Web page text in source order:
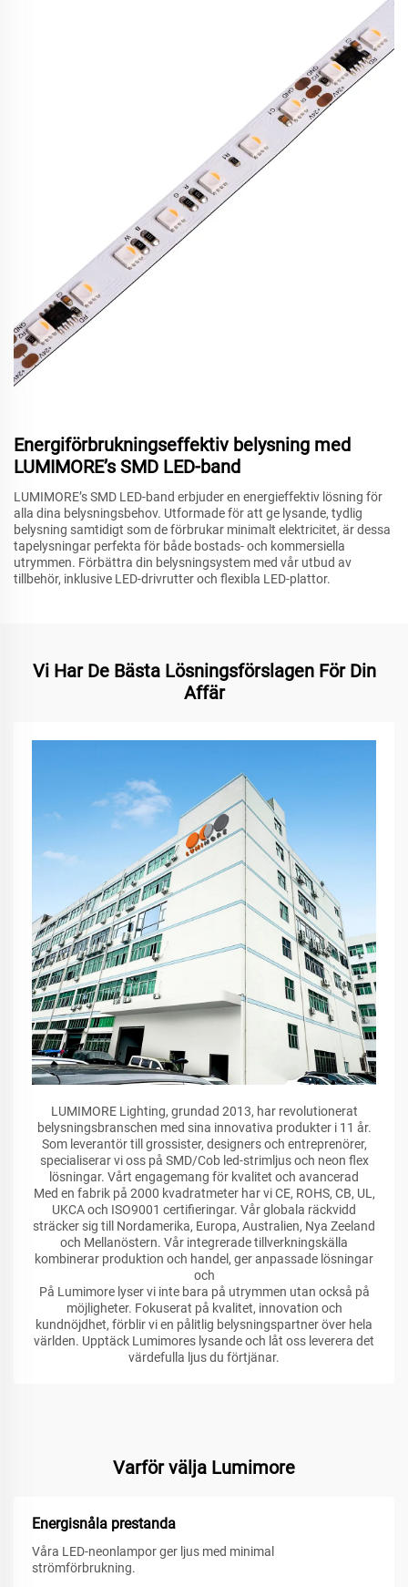
Energiförbrukningseffektiv belysning med
LUMIMORE’s SMD LED-band
LUMIMORE’s SMD LED-band erbjuder en energieffektiv lösning för
alla dina belysningsbehov. Utformade för att ge lysande, tydlig
belysning samtidigt som de förbrukar minimalt elektricitet, är dessa
tapelysningar perfekta för både bostads- och kommersiella
utrymmen. Förbättra din belysningsystem med vår utbud av
tillbehör, inklusive LED-drivrutter och flexibla LED-plattor.
Vi Har De Bästa Lösningsförslagen För Din
Affär
LUMIMORE Lighting, grundad 2013, har revolutionerat
belysningsbranschen med sina innovativa produkter i 11 år.
Som leverantör till grossister, designers och entreprenörer,
specialiserar vi oss på SMD/Cob led-strimljus och neon flex
lösningar. Vårt engagemang för kvalitet och avancerad
Med en fabrik på 2000 kvadratmeter har vi CE, ROHS, CB, UL,
UKCA och ISO9001 certifieringar. Vår globala räckvidd
sträcker sig till Nordamerika, Europa, Australien, Nya Zeeland
och Mellanöstern. Vår integrerade tillverkningskälla
kombinerar produktion och handel, ger anpassade lösningar
och
På Lumimore lyser vi inte bara på utrymmen utan också på
möjligheter. Fokuserat på kvalitet, innovation och
kundnöjdhet, förblir vi en pålitlig belysningspartner över hela
världen. Upptäck Lumimores lysande och låt oss leverera det
värdefulla ljus du förtjänar.
Varför välja Lumimore
Energisnåla prestanda
Våra LED-neonlampor ger ljus med minimal
strömförbrukning.